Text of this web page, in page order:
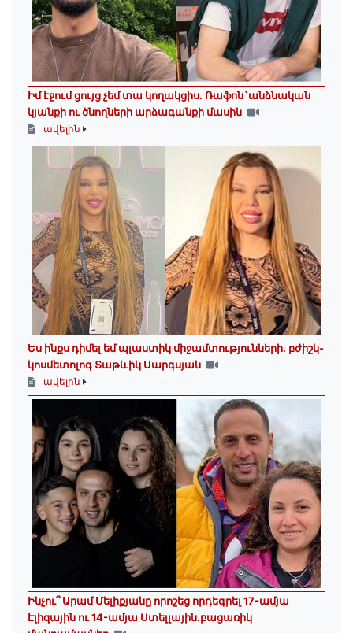
Իմ էջում ցույց չեմ տա կողակցիս. Ռաֆոն`անձնական
կյանքի ու ծնողների արձագանքի մասին
ավելին
Ես ինքս դիմել եմ պլաստիկ միջամտությունների. բժիշկ-
կոսմետոլոգ Տաթևիկ Սարգսյան
ավելին
Ինչու՞ Արամ Մելիքյանը որոշեց որդեգրել 17-ամյա
Էլիզային ու 14-ամյա Ստելլային.բացառիկ